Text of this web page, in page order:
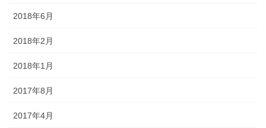
2018年6月
2018年2月
2018年1月
2017年8月
2017年4月